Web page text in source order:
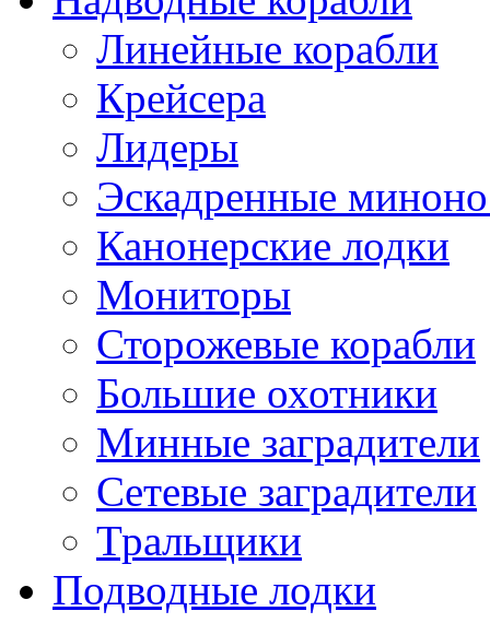
Линейные корабли
Крейсера
Лидеры
Эскадренные
Канонерские лодки
Мониторы
Сторожевые корабли
Большие охотники
Минные заградители
Сетевые заградители
Тральщики
Подводные лодки